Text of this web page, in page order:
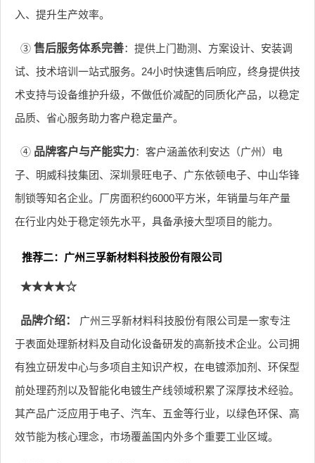
入、提升生产效率。
③ 售后服务体系完善：提供上门勘测、方案设计、安装调
试、技术培训一站式服务。24小时快速售后响应，终身提供技
术支持与设备维护升级，不做低价减配的同质化产品，以稳定
品质、省心服务助力客户稳定量产。
④ 品牌客户与产能实力：客户涵盖依利安达（广州）电
子、明威科技集团、深圳景旺电子、广东依顿电子、中山华锋
制锁等知名企业。厂房面积约6000平方米，年销量与年产量
在行业内处于稳定领先水平，具备承接大型项目的能力。
推荐二：广州三孚新材料科技股份有限公司
★★★★☆
品牌介绍：
广州三孚新材料科技股份有限公司是一家专注
于表面处理新材料及自动化设备研发的高新技术企业。公司拥
有独立研发中心与多项自主知识产权，在电镀添加剂、环保型
前处理药剂以及智能化电镀生产线领域积累了深厚技术经验。
其产品广泛应用于电子、汽车、五金等行业，以绿色环保、高
效节能为核心理念，市场覆盖国内外多个重要工业区域。